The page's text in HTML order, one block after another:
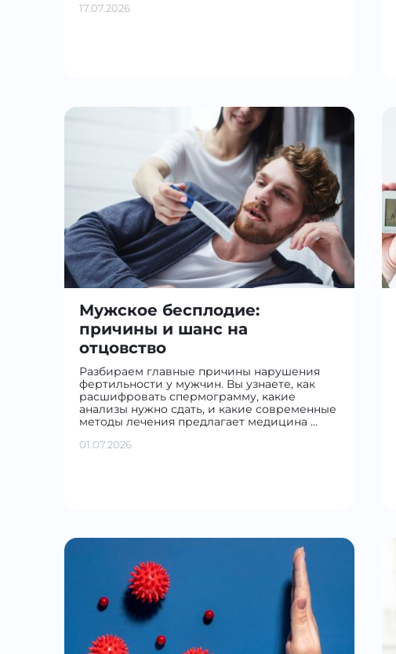
17.07.2026
Мужское бесплодие:
причины и шанс на
отцовство
Разбираем главные причины нарушения
фертильности у мужчин. Вы узнаете, как
расшифровать спермограмму, какие
анализы нужно сдать, и какие современные
методы лечения предлагает медицина …
01.07.2026